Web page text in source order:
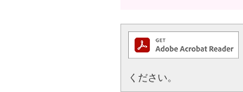
ください。